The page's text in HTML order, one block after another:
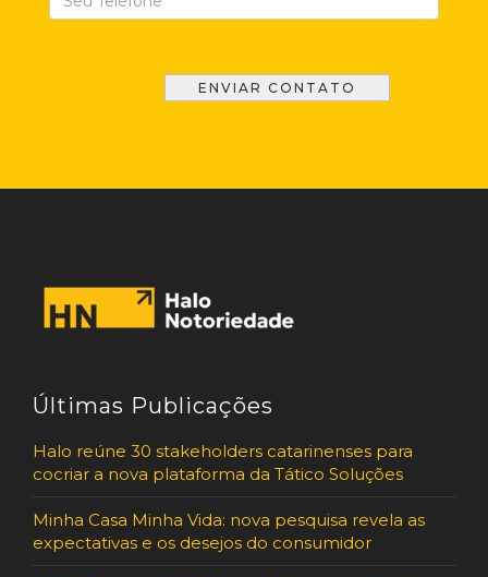
Últimas Publicações
Halo reúne 30 stakeholders catarinenses para
cocriar a nova plataforma da Tático Soluções
Minha Casa Minha Vida: nova pesquisa revela as
expectativas e os desejos do consumidor